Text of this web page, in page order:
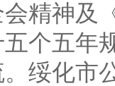
精神及
个五年
绥化市